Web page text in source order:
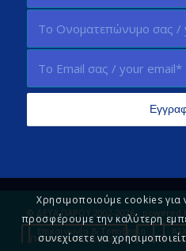
© ΔΕΥΑ ΠΑΡΟΥ 2002-2026 - powered
Επικοινωνία & Τοποθεσία
Πολιτική Απορρήτου Πείτε
Χρησιμοποιούμε cookies για
προσφέρουμε την καλύτερη
συνεχίσετε να